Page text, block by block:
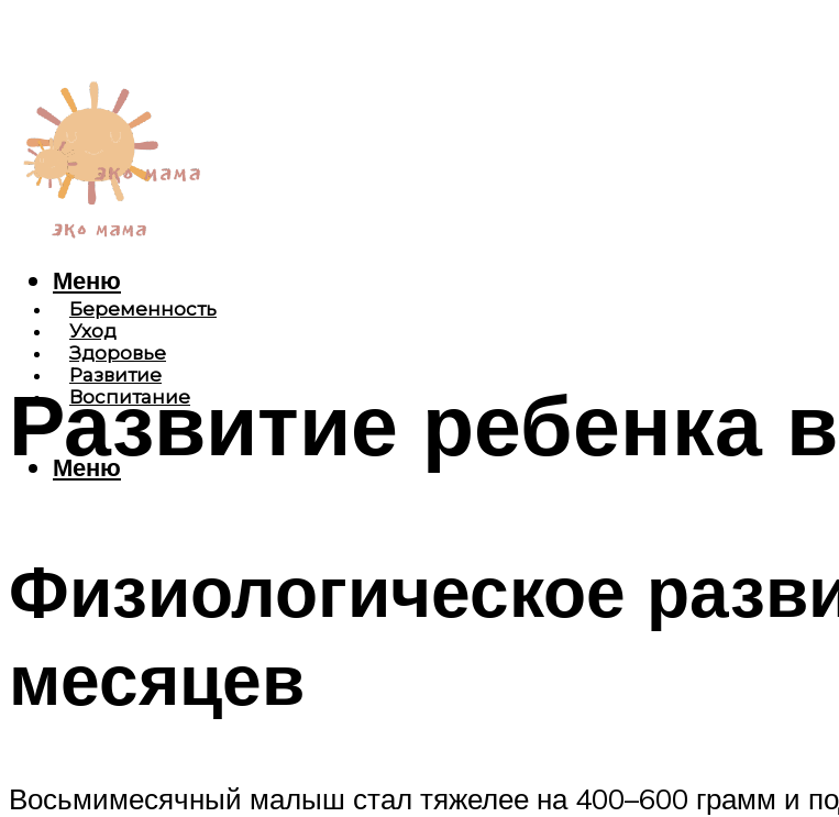
Беременность
Уход
Здоровье
Развитие
Воспитание
Меню
Меню
Развитие ребенка
Физиологическое
месяцев
Восьмимесячный малыш стал тяжелее на 400–600 грамм и